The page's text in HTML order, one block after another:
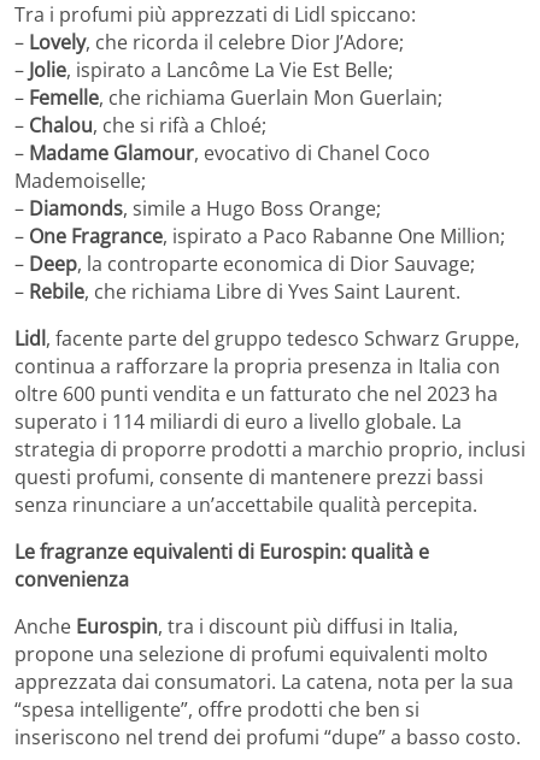
Tra i profumi più apprezzati di Lidl spiccano:
– Lovely, che ricorda il celebre Dior J’Adore;
– Jolie, ispirato a Lancôme La Vie Est Belle;
– Femelle, che richiama Guerlain Mon Guerlain;
– Chalou, che si rifà a Chloé;
– Madame Glamour, evocativo di Chanel Coco
Mademoiselle;
– Diamonds, simile a Hugo Boss Orange;
– One Fragrance, ispirato a Paco Rabanne One Million;
– Deep, la controparte economica di Dior Sauvage;
– Rebile, che richiama Libre di Yves Saint Laurent.
Lidl, facente parte del gruppo tedesco Schwarz Gruppe,
continua a rafforzare la propria presenza in Italia con
oltre 600 punti vendita e un fatturato che nel 2023 ha
superato i 114 miliardi di euro a livello globale. La
strategia di proporre prodotti a marchio proprio, inclusi
questi profumi, consente di mantenere prezzi bassi
senza rinunciare a un’accettabile qualità percepita.
Le fragranze equivalenti di Eurospin: qualità e
convenienza
Anche Eurospin, tra i discount più diffusi in Italia,
propone una selezione di profumi equivalenti molto
apprezzata dai consumatori. La catena, nota per la sua
“spesa intelligente”, offre prodotti che ben si
inseriscono nel trend dei profumi “dupe” a basso costo.